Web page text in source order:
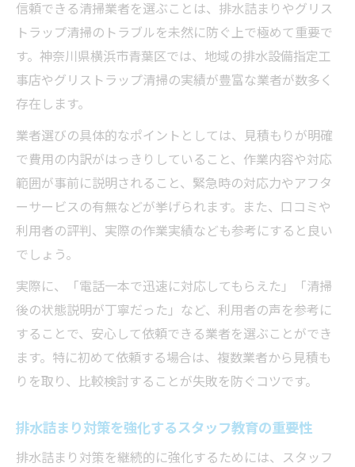
信頼できる清掃業者を選ぶことは、排水詰まりやグリス
トラップ清掃のトラブルを未然に防ぐ上で極めて重要で
す。神奈川県横浜市青葉区では、地域の排水設備指定工
事店やグリストラップ清掃の実績が豊富な業者が数多く
存在します。
業者選びの具体的なポイントとしては、見積もりが明確
で費用の内訳がはっきりしていること、作業内容や対応
範囲が事前に説明されること、緊急時の対応力やアフタ
ーサービスの有無などが挙げられます。また、口コミや
利用者の評判、実際の作業実績なども参考にすると良い
でしょう。
実際に、「電話一本で迅速に対応してもらえた」「清掃
後の状態説明が丁寧だった」など、利用者の声を参考に
することで、安心して依頼できる業者を選ぶことができ
ます。特に初めて依頼する場合は、複数業者から見積も
りを取り、比較検討することが失敗を防ぐコツです。
排水詰まり対策を強化するスタッフ教育の重要性
排水詰まり対策を継続的に強化するためには、スタッフ